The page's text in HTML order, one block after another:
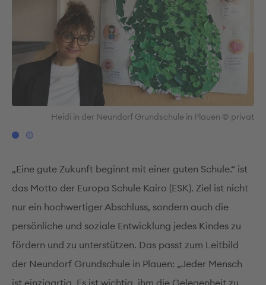
Heidi in der Neundorf Grundschule in Plauen © privat
„Eine gute Zukunft beginnt mit einer guten Schule.“ ist
das Motto der Europa Schule Kairo (ESK). Ziel ist nicht
nur ein hochwertiger Abschluss, sondern auch die
persönliche und soziale Entwicklung jedes Kindes zu
fördern und zu unterstützen. Das passt zum Leitbild
der Neundorf Grundschule in Plauen: „Jeder Mensch
ist einzigartig. Es ist wichtig, ihm die Gelegenheit zu